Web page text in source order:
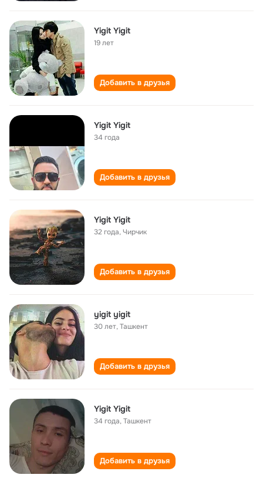
Yigit Yigit
19 лет
Добавить в друзья
Yigit Yigit
34 года
Добавить в друзья
Yigit Yigit
32 года,Чирчик
Добавить в друзья
yigit yigit
30 лет,Ташкент
Добавить в друзья
Yigit Yigit
34 года,Ташкент
Добавить в друзья